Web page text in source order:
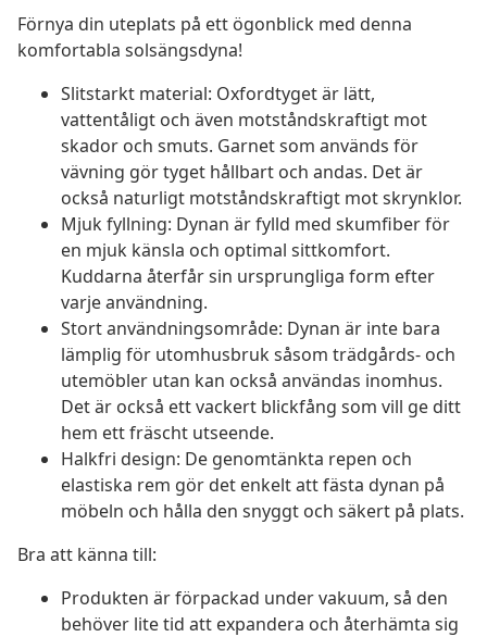
Förnya din uteplats på ett ögonblick med denna
komfortabla solsängsdyna!
Slitstarkt material: Oxfordtyget är lätt,
vattentåligt och även motståndskraftigt mot
skador och smuts. Garnet som används för
vävning gör tyget hållbart och andas. Det är
också naturligt motståndskraftigt mot skrynklor.
Mjuk fyllning: Dynan är fylld med skumfiber för
en mjuk känsla och optimal sittkomfort.
Kuddarna återfår sin ursprungliga form efter
varje användning.
Stort användningsområde: Dynan är inte bara
lämplig för utomhusbruk såsom trädgårds- och
utemöbler utan kan också användas inomhus.
Det är också ett vackert blickfång som vill ge ditt
hem ett fräscht utseende.
Halkfri design: De genomtänkta repen och
elastiska rem gör det enkelt att fästa dynan på
möbeln och hålla den snyggt och säkert på plats.
Bra att känna till:
Produkten är förpackad under vakuum, så den
behöver lite tid att expandera och återhämta sig